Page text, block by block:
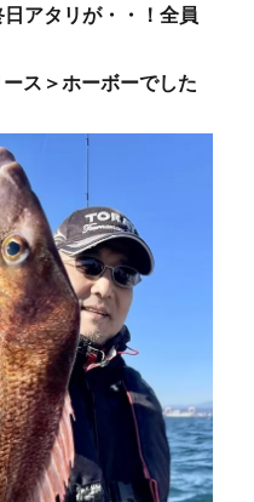
アタリが・・！全員
ス＞ホーボーでした